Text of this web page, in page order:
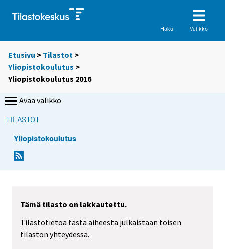
Haku Valikko
Etusivu > Tilastot >
Yliopistokoulutus >
Yliopistokoulutus 2016
Avaa valikko
TILASTOT
Yliopistokoulutus
Tämä tilasto on lakkautettu.
Tilastotietoa tästä aiheesta julkaistaan toisen
tilaston yhteydessä.